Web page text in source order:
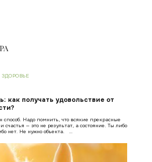
как получать удовольствие от
способ. Надо помнить, что всякие прекрасные
— это не результат, а состояние. Ты либо
нет. Не нужно объекта. …